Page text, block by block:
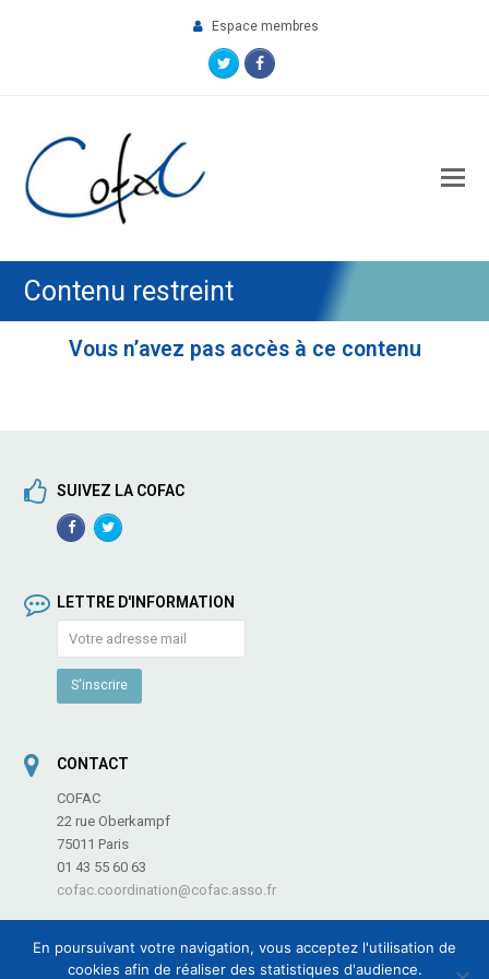
Espace membres
TwitterFacebook
Contenu restreint
Vous n’avez pas accès à ce contenu
SUIVEZ LA COFAC
FacebookTwitterProfile
LETTRE D'INFORMATION
CONTACT
COFAC
22 rue Oberkampf
75011 Paris
01 43 55 60 63
cofac.coordination@cofac.asso.fr
En poursuivant votre navigation, vous acceptez l'utilisation de
cookies afin de réaliser des statistiques d'audience.